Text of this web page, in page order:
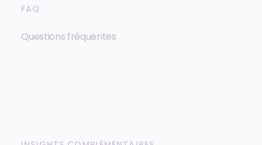
FAQ
Questions fréquentes